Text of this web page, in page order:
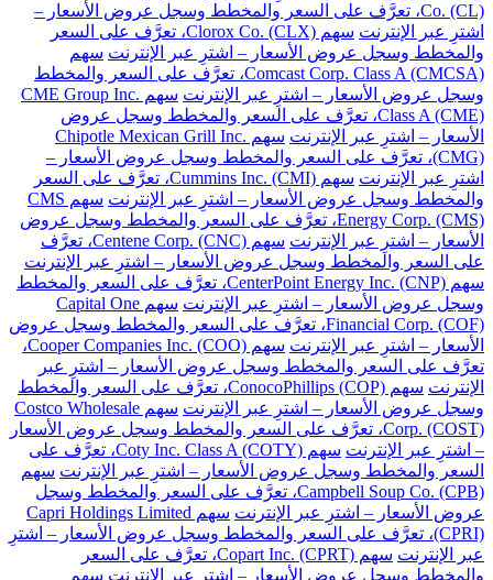
Co. (CL)، تعرَّف على السعر والمخطط وسجل عروض الأسعار –
اشترِ عبر الإنترنت
سهم Clorox Co. (CLX)، تعرَّف على السعر
والمخطط وسجل عروض الأسعار – اشترِ عبر الإنترنت سهم
Comcast Corp. Class A (CMCSA)، تعرَّف على السعر والمخطط
وسجل عروض الأسعار – اشترِ عبر الإنترنت
سهم CME Group Inc.
Class A (CME)، تعرَّف على السعر والمخطط وسجل عروض
الأسعار – اشترِ عبر الإنترنت
سهم Chipotle Mexican Grill Inc.
(CMG)، تعرَّف على السعر والمخطط وسجل عروض الأسعار –
اشترِ عبر الإنترنت
سهم Cummins Inc. (CMI)، تعرَّف على السعر
والمخطط وسجل عروض الأسعار – اشترِ عبر الإنترنت
سهم CMS
Energy Corp. (CMS)، تعرَّف على السعر والمخطط وسجل عروض
الأسعار – اشترِ عبر الإنترنت
سهم Centene Corp. (CNC)، تعرَّف
على السعر والمخطط وسجل عروض الأسعار – اشترِ عبر الإنترنت
سهم CenterPoint Energy Inc. (CNP)، تعرَّف على السعر والمخطط
وسجل عروض الأسعار – اشترِ عبر الإنترنت
سهم Capital One
Financial Corp. (COF)، تعرَّف على السعر والمخطط وسجل عروض
الأسعار – اشترِ عبر الإنترنت
سهم Cooper Companies Inc. (COO)،
تعرَّف على السعر والمخطط وسجل عروض الأسعار – اشترِ عبر
الإنترنت
سهم ConocoPhillips (COP)، تعرَّف على السعر والمخطط
وسجل عروض الأسعار – اشترِ عبر الإنترنت
سهم Costco Wholesale
Corp. (COST)، تعرَّف على السعر والمخطط وسجل عروض الأسعار
– اشترِ عبر الإنترنت
سهم Coty Inc. Class A (COTY)، تعرَّف على
السعر والمخطط وسجل عروض الأسعار – اشترِ عبر الإنترنت سهم
Campbell Soup Co. (CPB)، تعرَّف على السعر والمخطط وسجل
عروض الأسعار – اشترِ عبر الإنترنت
سهم Capri Holdings Limited
(CPRI)، تعرَّف على السعر والمخطط وسجل عروض الأسعار – اشترِ
عبر الإنترنت
سهم Copart Inc. (CPRT)، تعرَّف على السعر
والمخطط وسجل عروض الأسعار – اشترِ عبر الإنترنت سهم